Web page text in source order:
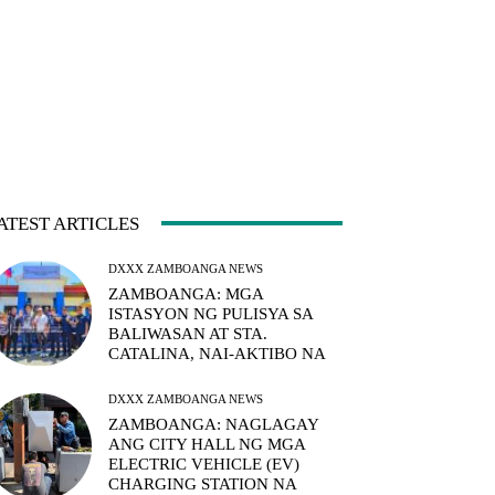
ARTICLES
DXXX ZAMBOANGA NEWS
ZAMBOANGA: MGA
ISTASYON NG PULISYA SA
BALIWASAN AT STA.
CATALINA, NAI-AKTIBO NA
DXXX ZAMBOANGA NEWS
ZAMBOANGA: NAGLAGAY
ANG CITY HALL NG MGA
ELECTRIC VEHICLE (EV)
CHARGING STATION NA